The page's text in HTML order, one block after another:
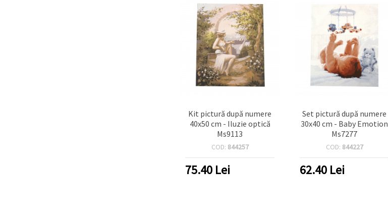
Kit pictură după numere
40x50 cm - Iluzie optică
Ms9113
COD: 844257
75.40 Lei
Set pictură după numere
30x40 cm - Baby Emotion
Ms7277
COD: 844227
62.40 Lei